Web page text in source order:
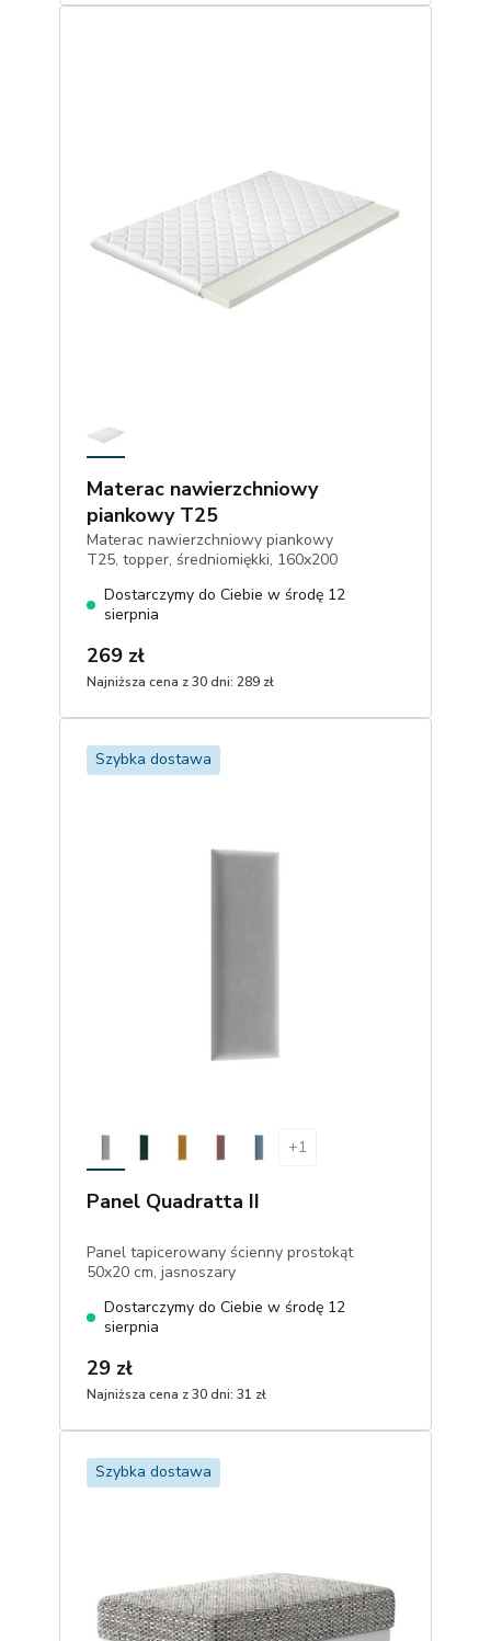
Materac nawierzchniowy
piankowy T25
Materac nawierzchniowy piankowy
T25, topper, średniomiękki, 160x200
Dostarczymy do Ciebie w środę 12
sierpnia
269 zł
Najniższa cena z 30 dni: 289 zł
1
Szybka dostawa
+1
Panel Quadratta II
Panel tapicerowany ścienny prostokąt
50x20 cm, jasnoszary
Dostarczymy do Ciebie w środę 12
sierpnia
29 zł
Najniższa cena z 30 dni: 31 zł
1
Szybka dostawa